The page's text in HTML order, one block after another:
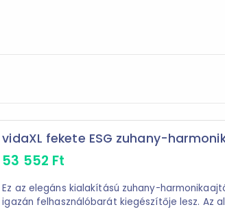
vidaXL fekete ESG zuhany-
53 552 Ft
Ez az elegáns kialakítású zuhany-
igazán felhasználóbarát kiegészítője lesz. Az